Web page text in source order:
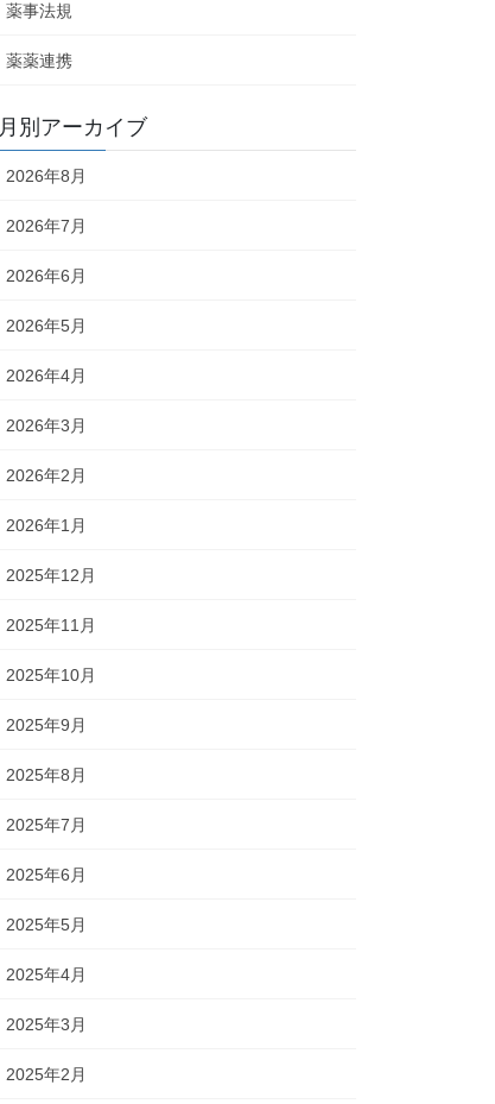
薬事法規
薬薬連携
月別アーカイブ
2026年8月
2026年7月
2026年6月
2026年5月
2026年4月
2026年3月
2026年2月
2026年1月
2025年12月
2025年11月
2025年10月
2025年9月
2025年8月
2025年7月
2025年6月
2025年5月
2025年4月
2025年3月
2025年2月